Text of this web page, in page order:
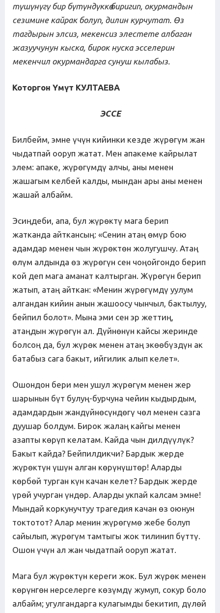
түшүнүгү бир бүтүндүккө биригип, окурмандын
сезимине кайрак болуп, дилин курчутат. Өз
тагдырын элсиз, мекенсиз элестете албаган
жазуучунун кыска, бирок нуска эсселерин
мекенчил окурмандарга сунуш кылабыз.
Которгон Үмүт КУЛТАЕВА
ЭССЕ
Билбейм, эмне үчүн кийинки кезде жүрөгүм жан
чыдатпай ооруп жатат. Мен апакеме кайрылат
элем: апаке, жүрөгүмдү алчы, аны менен
жашагым келбей калды, мындан ары аны менен
жашай албайм.
Эсиңдеби, апа, бул жүрөктү мага берип
жатканда айткансың: «Сенин атаң өмүр бою
адамдар менен чын жүрөктөн жолугушчу. Атаң
өлүм алдында өз жүрөгүн сен чоңойгондо берип
кой деп мага аманат калтырган. Жүрөгүн берип
жатып, атаң айткан: «Менин жүрөгүмдү уулум
алгандан кийин анын жашоосу чынчыл, бактылуу,
бейпил болот». Мына эми сен эр жеттиң,
атаңдын жүрөгүн ал. Дүйнөнүн кайсы жеринде
болсоң да, бул жүрөк менен атаң экөөбүздүн ак
батабыз сага бакыт, ийгилик алып келет».
Ошондон бери мен ушул жүрөгүм менен жер
шарынын бүт булуң-бурчуна чейин кыдырдым,
адамдардын жандүйнөсүндөгү чөл менен сазга
дуушар болдум. Бирок жалаң кайгы менен
азапты көрүп келатам. Кайда чын дилдүүлүк?
Бакыт кайда? Бейпилдикчи? Бардык жерде
жүрөктүн үшүн алган көрүнүштөр! Аларды
көрбөй турган күн качан келет? Бардык жерде
үрөй учурган үндөр. Аларды укпай калсам эмне!
Мындай коркунучтуу трагедия качан өз оюнун
токтотот? Алар менин жүрөгүмө жебе болуп
сайылып, жүрөгүм тамтыгы жок тилинип бүттү.
Ошон үчүн ал жан чыдатпай ооруп жатат.
Мага бул жүрөктүн кереги жок. Бул жүрөк менен
көрүнгөн нерселерге көзүмдү жумуп, сокур боло
албайм; угулгандарга кулагымды бекитип, дүлөй